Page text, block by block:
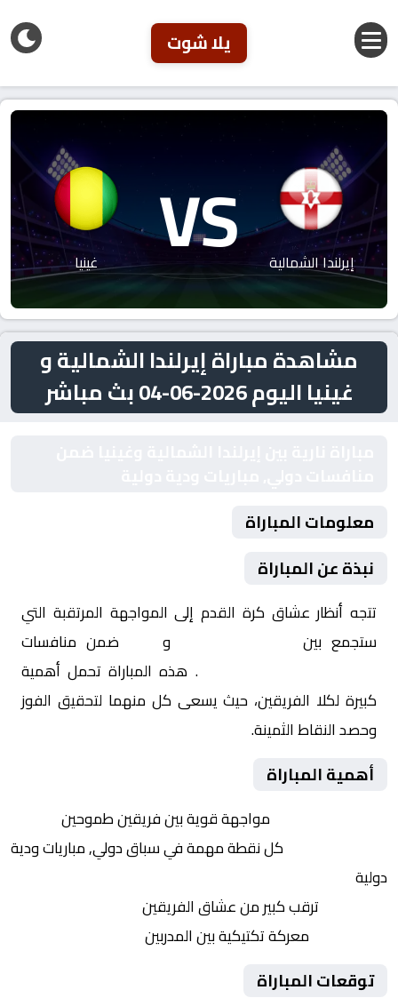
يلا شوت
إيرلندا الشمالية VS غينيا
مشاهدة مباراة إيرلندا الشمالية و
غينيا اليوم 2026-06-04 بث مباشر
معلومات المباراة
نبذة عن المباراة
تتجه أنظار عشاق كرة القدم إلى المواجهة المرتقبة التي
ستجمع بين
وغينيا
ضمن منافسات
. هذه المباراة تحمل أهمية
كبيرة لكلا الفريقين، حيث يسعى كل منهما لتحقيق الفوز
وحصد النقاط الثمينة.
أهمية المباراة
مواجهة قوية بين فريقين طموحين
كل نقطة مهمة في سباق دولي, مباريات ودية
دولية
ترقب كبير من عشاق الفريقين
معركة تكتيكية بين المدربين
توقعات المباراة